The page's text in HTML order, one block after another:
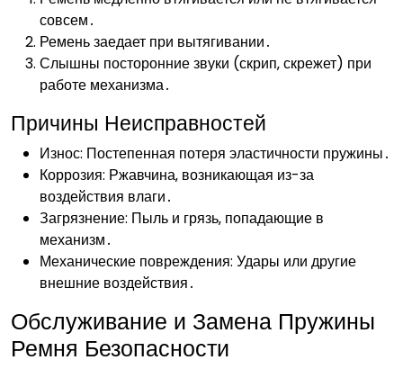
совсем․
Ремень заедает при вытягивании․
Слышны посторонние звуки (скрип‚ скрежет) при
работе механизма․
Причины Неисправностей
Износ: Постепенная потеря эластичности пружины․
Коррозия: Ржавчина‚ возникающая из-за
воздействия влаги․
Загрязнение: Пыль и грязь‚ попадающие в
механизм․
Механические повреждения: Удары или другие
внешние воздействия․
Обслуживание и Замена Пружины
Ремня Безопасности